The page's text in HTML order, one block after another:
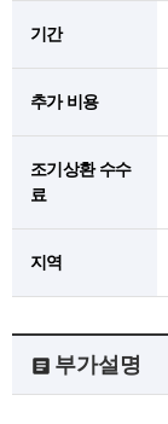
기간
추가 비용
조기상환 수수
료
지역
부가설명